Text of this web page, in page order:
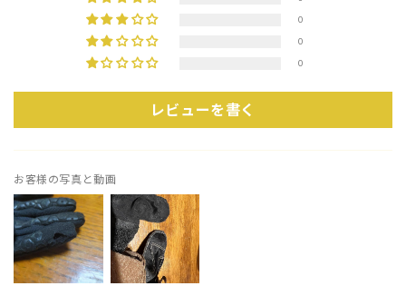
0
0
0
レビューを書く
お客様の写真と動画